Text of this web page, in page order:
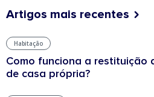
Artigos mais recentes
Habitação
Como funciona a restituição
de casa própria?